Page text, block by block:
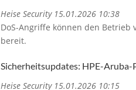
Heise Security 15.01.2026 10:38
DoS-Angriffe können den Betrieb
bereit.
Sicherheitsupdates: HPE-
Heise Security 15.01.2026 10:15